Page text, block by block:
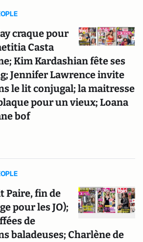
craque pour
Casta
Kim Kardashian fête ses
Jennifer Lawrence invite
le lit conjugal; la maitresse
pour un vieux; Loana
bof
Paire, fin de
pour les JO);
de
baladeuses; Charlène de